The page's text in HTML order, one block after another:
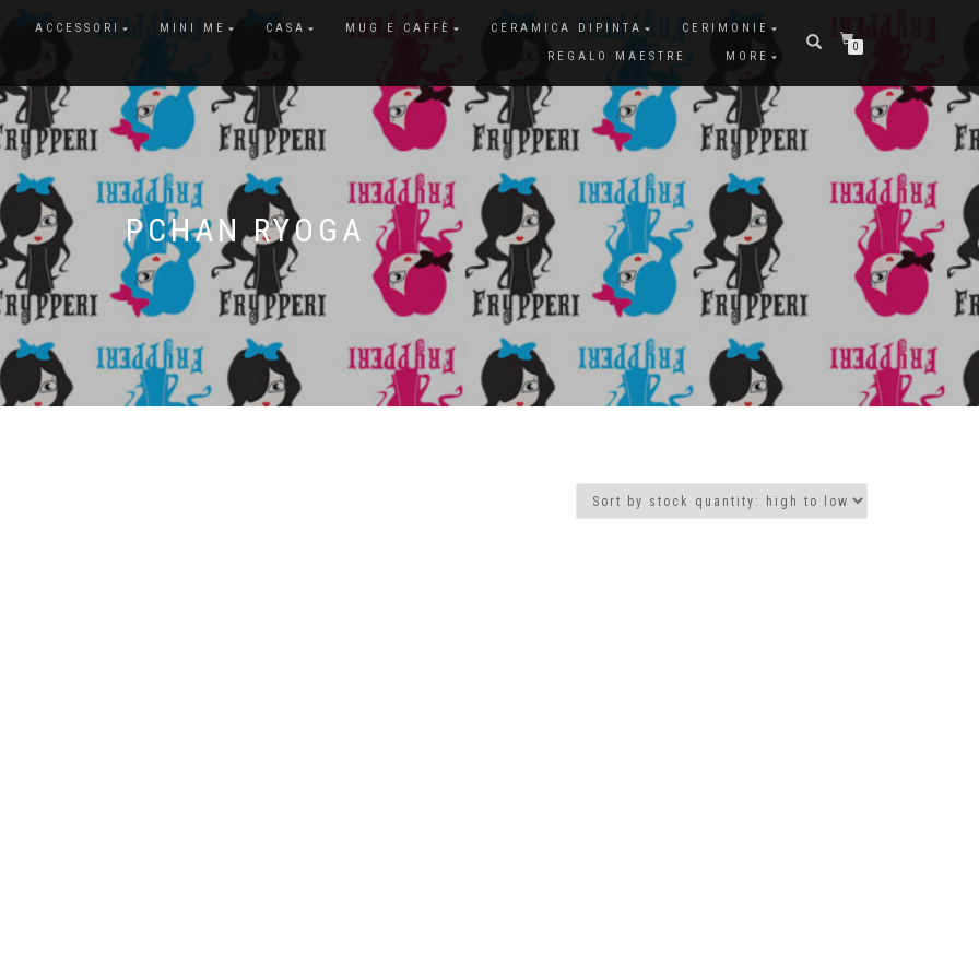
ACCESSORI MINI ME CASA MUG E CAFFÈ CERAMICA DIPINTA
CERIMONIE
REGALO MAESTRE
MORE
0
PCHAN RYOGA